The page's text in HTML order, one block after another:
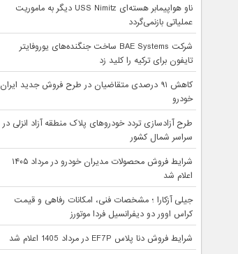
ناو هواپیمابر هسته‌ای USS Nimitz دیگر به ماموریت
عملیاتی بازنمی‌گردد
شرکت BAE Systems ساخت جنگنده‌های یوروفایتر
تایفون برای ترکیه را کلید زد
کاهش ۹۱ درصدی متقاضیان در طرح فروش جدید ایران
خودرو
طرح آزادسازی تردد خودروهای پلاک منطقه آزاد انزلی در
سراسر شمال کشور
شرایط فروش محصولات مدیران خودرو در مرداد ۱۴۰۵
اعلام شد
جیلی آزکارا ؛ مشخصات فنی، امکانات رفاهی و قیمت
کراس اوور دو دیفرانسیل فردا موتورز
شرایط فروش دنا پلاس EF7P در مرداد 1405 اعلام شد